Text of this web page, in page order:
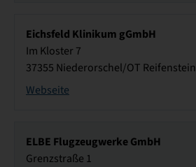
Eichsfeld Klinikum gGmbH
Im Kloster 7
37355 Niederorschel/OT Reifenstein
Webseite
ELBE Flugzeugwerke GmbH
Grenzstraße 1